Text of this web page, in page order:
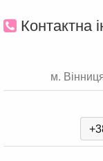
Контактна
м.